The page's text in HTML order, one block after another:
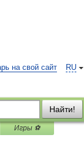
RU
на свой сайт
Найти!
Игры ⚽